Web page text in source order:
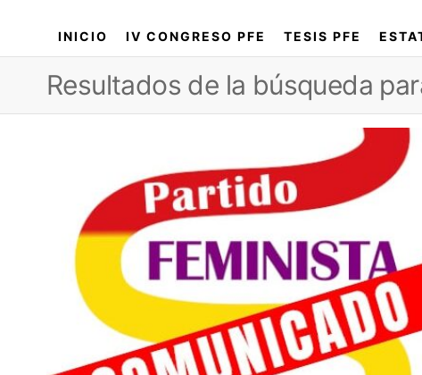
INICIO IV CONGRESO PFE TESIS PFE
Resultados de la búsqueda